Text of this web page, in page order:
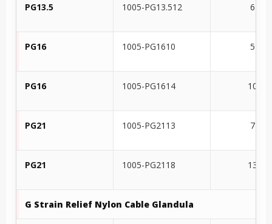
PG13.5 1005-PG13.512 6-12
PG16 1005-PG1610 5-10
PG16 1005-PG1614 10-14
PG21 1005-PG2113 7-13
PG21 1005-PG2118 13-18
G Strain Relief Nylon Cable Glandula